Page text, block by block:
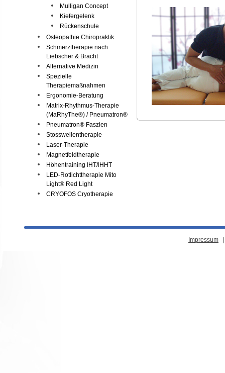
Mulligan Concept
Kiefergelenk
Rückenschule
Osteopathie Chiropraktik
Schmerztherapie nach
Liebscher & Bracht
Alternative Medizin
Spezielle
Therapiemaßnahmen
Ergonomie-Beratung
Matrix-Rhythmus-Therapie
(MaRhyThe®) / Pneumatron®
Pneumatron® Faszien
Stosswellentherapie
Laser-Therapie
Magnetfeldtherapie
Höhentraining IHT/IHHT
LED-Rotlichttherapie Mito
Light® Red Light
CRYOFOS Cryotherapie
Impressum